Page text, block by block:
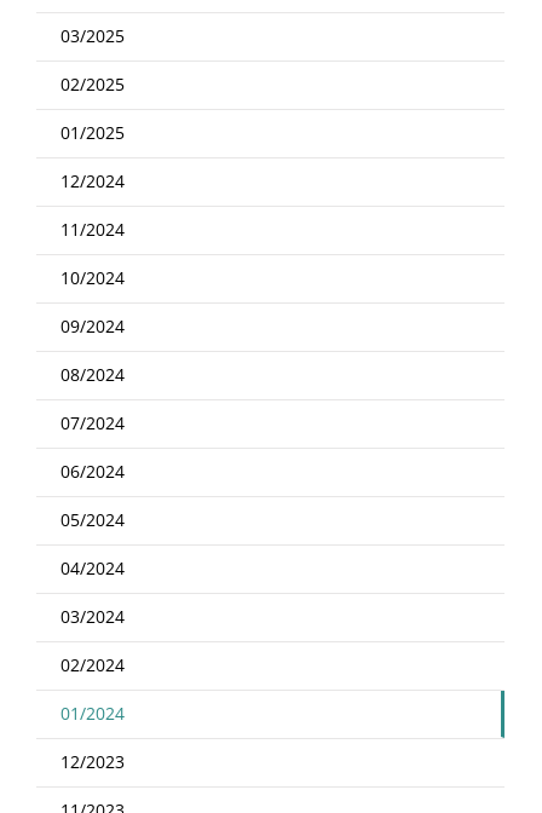
03/2025
02/2025
01/2025
12/2024
11/2024
10/2024
09/2024
08/2024
07/2024
06/2024
05/2024
04/2024
03/2024
02/2024
01/2024
12/2023